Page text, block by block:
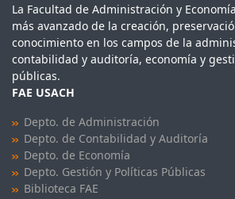
La Facultad de Administración y
más avanzado de la creación,
conocimiento en los campos de la
contabilidad y auditoría, economía y
públicas.
FAE USACH
Depto. de Administración
Depto. de Contabilidad y Auditoría
Depto. de Economía
Depto. Gestión y Políticas Públicas
Biblioteca FAE